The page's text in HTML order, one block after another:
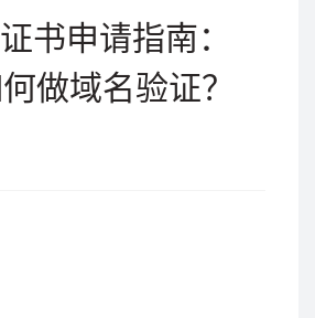
书申请指南：
做域名验证？